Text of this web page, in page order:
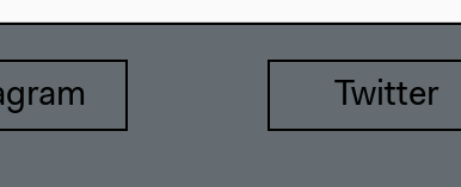
Twitter